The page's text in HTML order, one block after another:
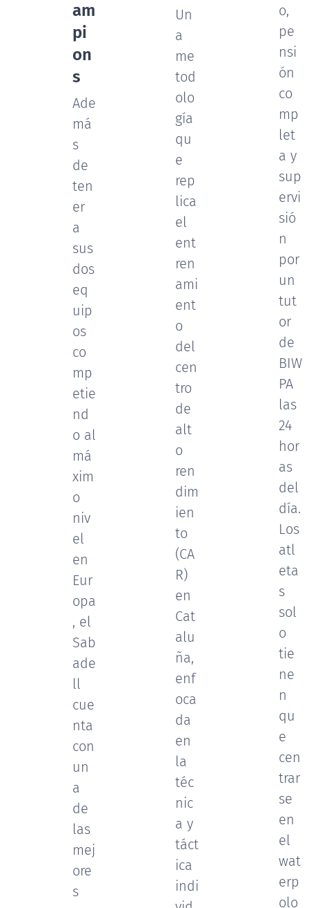
am
pi
on
s
Ade
má
s
de
ten
er
a
sus
dos
eq
uip
os
co
mp
etie
nd
o al
má
xim
o
niv
el
en
Eur
opa
, el
Sab
ade
ll
cue
nta
con
un
a
de
las
mej
ore
s
Un
a
me
tod
olo
gía
qu
e
rep
lica
el
ent
ren
ami
ent
o
del
cen
tro
de
alt
o
ren
dim
ien
to
(CA
R)
en
Cat
alu
ña,
enf
oca
da
en
la
téc
nic
a y
táct
ica
indi
o,
pe
nsi
ón
co
mp
let
a y
sup
ervi
sió
n
por
un
tut
or
de
BIW
PA
las
24
hor
as
del
día.
Los
atl
eta
s
sol
o
tie
ne
n
qu
e
cen
trar
se
en
el
wat
erp
olo